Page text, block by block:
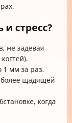
стресс?
не задевая
1 мм за раз.
более щадящей
когда